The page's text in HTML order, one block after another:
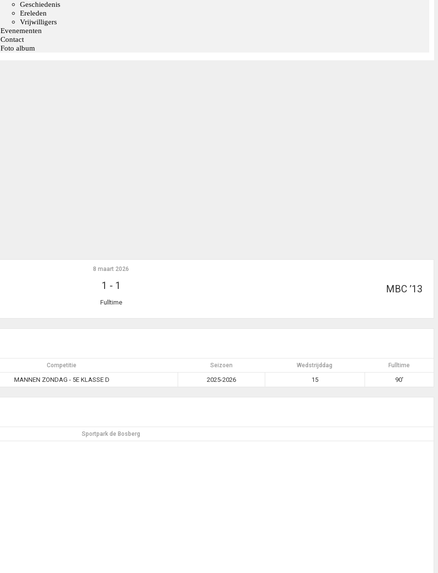
Geschiedenis
Ereleden
Vrijwilligers
Evenementen
Contact
Foto album
MBC ’13
8 maart 2026
1 - 1
Fulltime
Competitie Seizoen Wedstrijddag Fulltime
MANNEN ZONDAG - 5E KLASSE D 2025-2026 15 90'
Sportpark de Bosberg